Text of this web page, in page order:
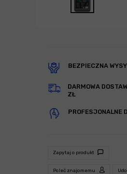
BEZPIECZNA
DARMOWA
ZŁ
PROFESJONALNE
Zapytaj o produkt
Poleć znajomemu